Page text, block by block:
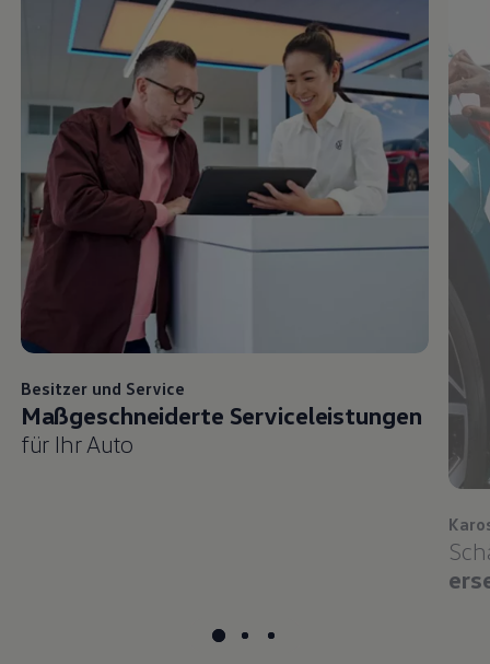
Besitzer und Service
Maßgeschneiderte Serviceleistungen
für Ihr Auto